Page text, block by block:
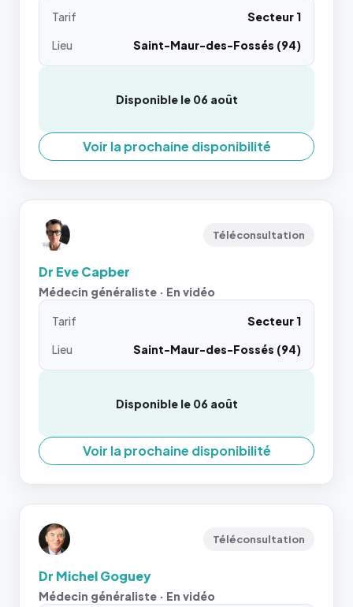
Tarif
Secteur 1
Lieu
Saint-Maur-des-Fossés (94)
Disponible le 06 août
Voir la prochaine disponibilité
Téléconsultation
Dr Eve Capber
Médecin généraliste · En vidéo
Tarif
Secteur 1
Lieu
Saint-Maur-des-Fossés (94)
Disponible le 06 août
Voir la prochaine disponibilité
Téléconsultation
Dr Michel Goguey
Médecin généraliste · En vidéo